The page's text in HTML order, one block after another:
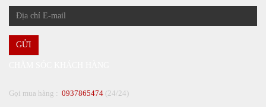
GỬI
Gọi mua hàng : 0937865474 (24/24)